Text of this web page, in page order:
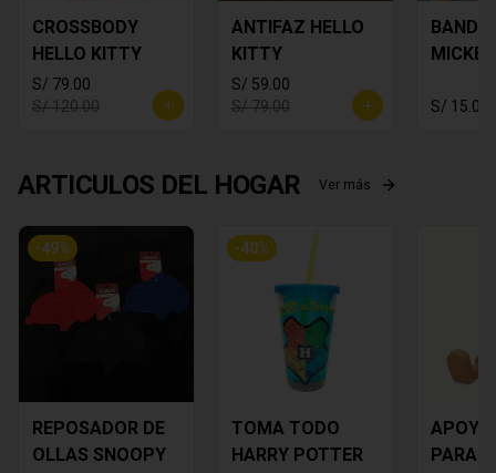
CROSSBODY
HELLO KITTY
S/ 79.00
S/ 120.00
ANTIFAZ HELLO
KITTY
S/ 59.00
S/ 79.00
MICKEY
S/ 15.00
ARTICULOS DEL HOGAR Ver más
-49%
REPOSADOR DE
OLLAS SNOOPY
-40%
TOMA TODO
HARRY POTTER
PARA